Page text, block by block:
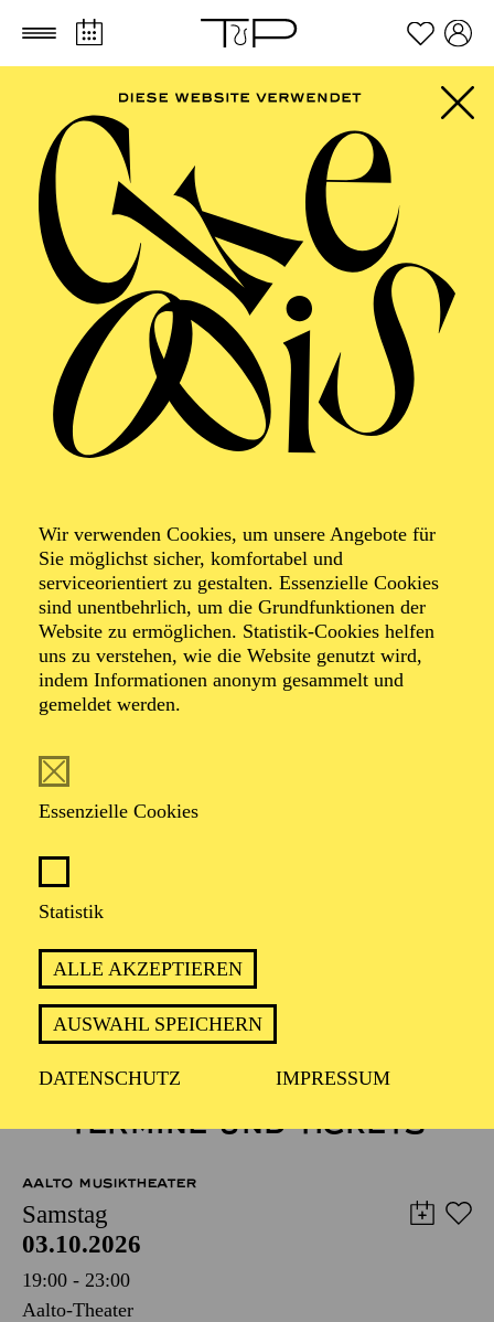
Zum Hauptinhalt springen Zum Footer springen
Wir verwenden Cookies, um unsere Angebote für
Sie möglichst sicher, komfortabel und
serviceorientiert zu gestalten. Essenzielle Cookies
sind unentbehrlich, um die Grundfunktionen der
Website zu ermöglichen. Statistik-Cookies helfen
uns zu verstehen, wie die Website genutzt wird,
indem Informationen anonym gesammelt und
gemeldet werden.
Essenzielle Cookies
Statistik
ALLE AKZEPTIEREN
AUSWAHL SPEICHERN
DATENSCHUTZ IMPRESSUM
Zicong Han
Der chinesische lyrische Tenor Zicong Han kam 2023
nach Deutschland, um seine Gesangskarriere
fortzusetzen, und begann sein Masterstudium Oper an
der Universität der Künste Berlin in der Klasse von
Prof. Joshua Whitener.
Während seines Studiums trat er in zahlreichen
Konzerten auf und wirkte 2024 in einer
Opernproduktion der Universität der Künste Berlin mit.
Zusätzlich sammelte er Bühnenerfahrung als Gast in
Sein Repertoire umfasst vor allem Werke von Mozart
und des Belcanto-Fachs, darunter Partien wie Tamino
Die Zauberflöte) und Don Ottavio (Don Giovanni). Er
arbeitete bereits mit renommierten Künstlern wie dem
Dirigenten Markus Stenz und dem Regisseur Michael
Höppner zusammen. Ab der Spielzeit 2025/2026 ist er
Mitglied des Opernstudios NRW.
4. Richter
DAS WUNDER DER HELIANE
TERMINE UND TICKETS
AALTO MUSIKTHEATER
Samstag
03.10.2026
19:00 - 23:00
Aalto-Theater